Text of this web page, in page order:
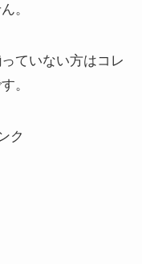
。
ていない方はコレ
。
ク